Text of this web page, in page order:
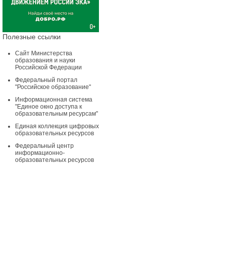
Полезные ссылки
Сайт Министерства
образования и науки
Российской Федерации
Федеральный портал
"Российское образование"
Информационная система
"Единое окно доступа к
образовательным ресурсам"
Единая коллекция цифровых
образовательных ресурсов
Федеральный центр
информационно-
образовательных ресурсов